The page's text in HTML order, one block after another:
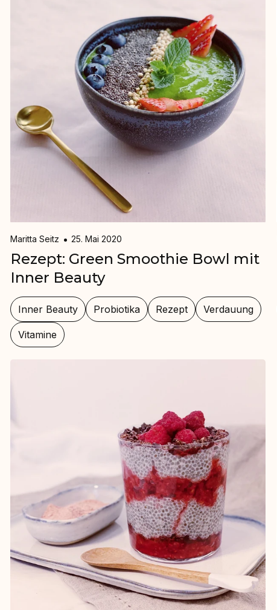
Maritta Seitz 25. Mai 2020
Rezept: Green Smoothie Bowl mit
Inner Beauty
Inner Beauty Probiotika Rezept Verdauung
Vitamine